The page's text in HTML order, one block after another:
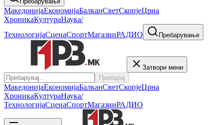
МакедонијаЕкономијаБалканСветСкопјеЦрна
ХроникаКултураНаука/
ТехнологијаСценаСпортМагазинРАДИО Пребарување
Затвори мени
Пребарај
МакедонијаЕкономијаБалканСветСкопјеЦрна
ХроникаКултураНаука/
ТехнологијаСценаСпортМагазинРАДИО